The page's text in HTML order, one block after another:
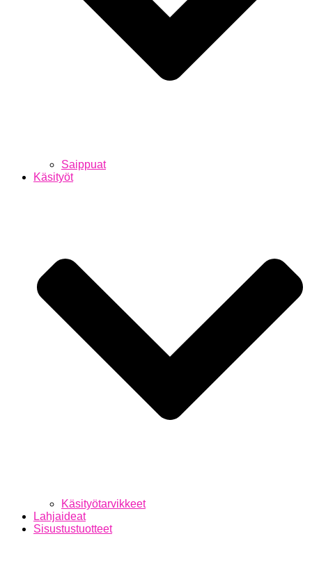
Saippuat
Käsityöt
Käsityötarvikkeet
Lahjaideat
Sisustustuotteet